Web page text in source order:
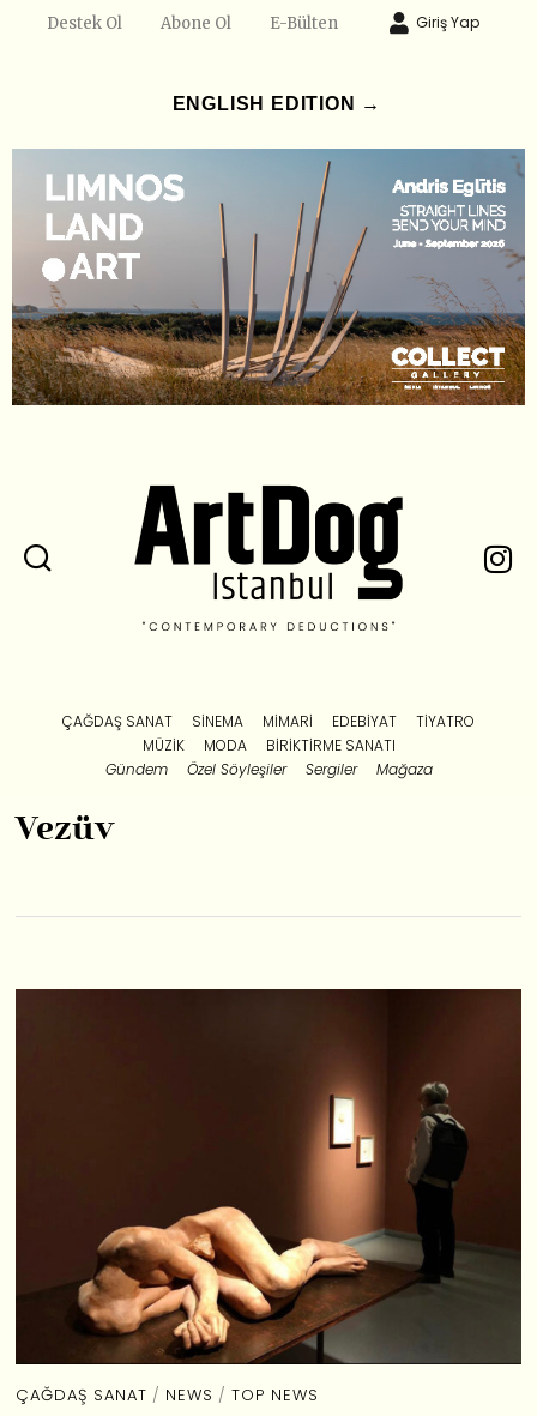
Destek Ol Abone Ol E-Bülten Giriş Yap
ENGLISH EDITION →
ÇAĞDAŞ SANAT SINEMA MIMARI EDEBIYAT
TIYATRO
MÜZIK
MODA
BIRIKTIRME SANATI
Gündem
Özel Söyleşiler Sergiler Mağaza
Vezüv
ÇAĞDAŞ SANAT / NEWS / TOP NEWS